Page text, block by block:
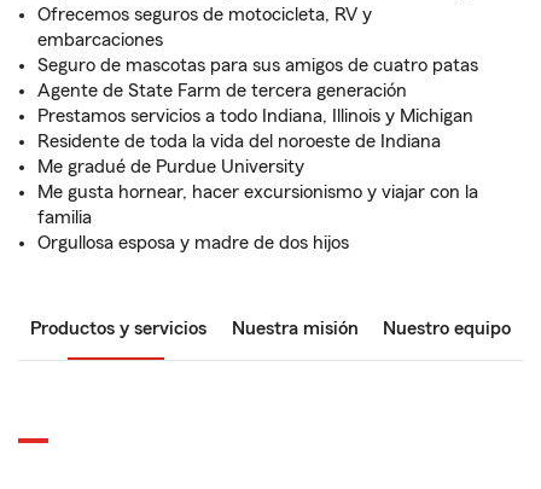
Ofrecemos seguros de motocicleta, RV y
embarcaciones
Seguro de mascotas para sus amigos de cuatro patas
Agente de State Farm de tercera generación
Prestamos servicios a todo Indiana, Illinois y Michigan
Residente de toda la vida del noroeste de Indiana
Me gradué de Purdue University
Me gusta hornear, hacer excursionismo y viajar con la
familia
Orgullosa esposa y madre de dos hijos
Productos y servicios Nuestra misión Nuestro equipo